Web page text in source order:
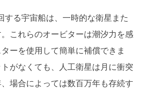
する宇宙船は、一時的な衛星また
これらのオービターは潮汐力を感
ーを使用して簡単に補償できま
がなくても、人工衛星は月に衝突
場合によっては数百万年も存続す